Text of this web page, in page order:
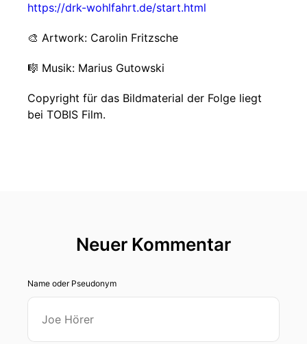
https://drk-wohlfahrt.de/start.html
🎨 Artwork: Carolin Fritzsche
🎼 Musik: Marius Gutowski
Copyright für das Bildmaterial der Folge liegt
bei TOBIS Film.
Neuer Kommentar
Name oder Pseudonym